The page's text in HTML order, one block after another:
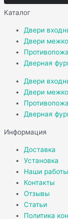
Каталог
Двери
Двери
Дверная
Двери
Двери
Дверная
Информация
Доставка
Установка
Наши работы
Контакты
Отзывы
Статьи
Политика